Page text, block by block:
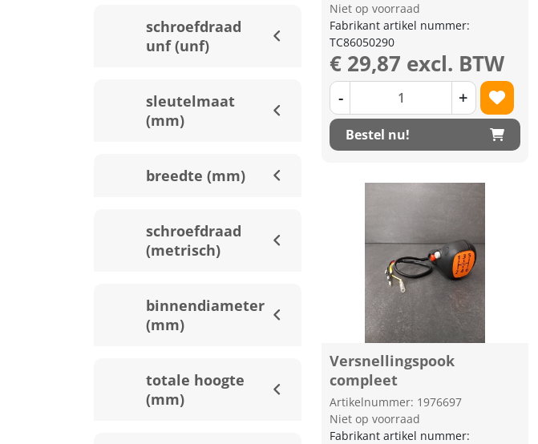
schroefdraad
unf (unf)
sleutelmaat
(mm)
breedte (mm)
schroefdraad
(metrisch)
binnendiameter
(mm)
totale hoogte
(mm)
Niet op voorraad
Fabrikant artikel nummer:
TC86050290
€ 29,87 excl. BTW
- +
Bestel nu!
Versnellingspook
compleet
Artikelnummer: 1976697
Niet op voorraad
Fabrikant artikel nummer: